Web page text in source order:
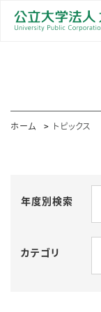
ホーム トピックス
年度別検索
カテゴリ